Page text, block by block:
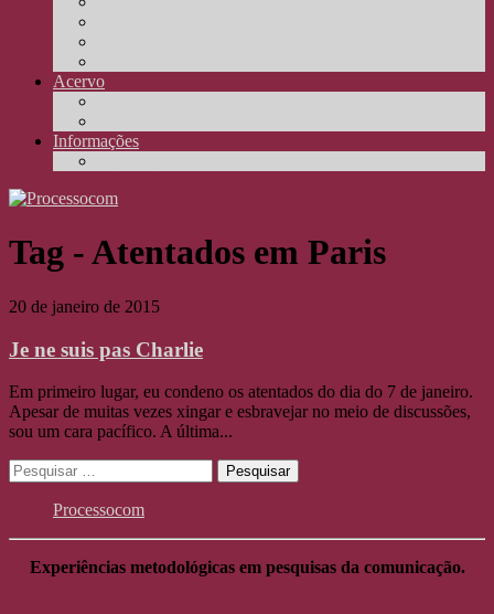
Acervo
Informações
Tag - Atentados em Paris
20 de janeiro de 2015
Je ne suis pas Charlie
Em primeiro lugar, eu condeno os atentados do dia do 7 de janeiro.
Apesar de muitas vezes xingar e esbravejar no meio de discussões,
sou um cara pacífico. A última...
Pesquisar
por:
Processocom
Experiências metodológicas em pesquisas da comunicação.